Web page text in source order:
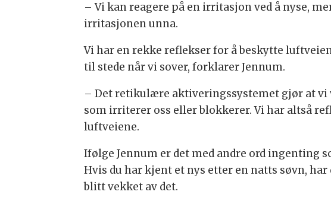
– Vi kan reagere på en irritasjon ved å nyse,
irritasjonen unna.
Vi har en rekke reflekser for å beskytte
til stede når vi sover, forklarer Jennum.
– Det retikulære aktiveringssystemet gjør at
som irriterer oss eller blokkerer. Vi har altså
luftveiene.
Ifølge Jennum er det med andre ord ingenting
Hvis du har kjent et nys etter en natts søvn,
blitt vekket av det.